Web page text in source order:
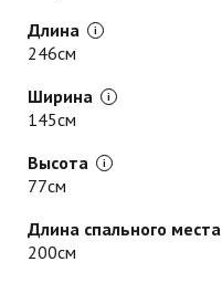
Длина
246см
Ширина
145см
Высота
77см
Длина спального места
200см